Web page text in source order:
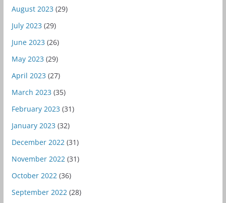
August 2023 (29)
July 2023 (29)
June 2023 (26)
May 2023 (29)
April 2023 (27)
March 2023 (35)
February 2023 (31)
January 2023 (32)
December 2022 (31)
November 2022 (31)
October 2022 (36)
September 2022 (28)